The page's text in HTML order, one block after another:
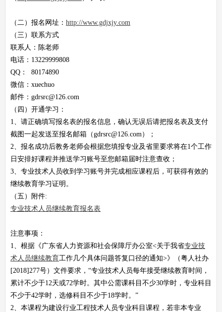
（二）报名网址： http://www.gdjxjy.com
（三）联系方式
联系人：陈老师
电话：13229999808
QQ： 80174890
微信：xuechuo
邮件：gdrsrc@126.com
（四）开通学习：
1、请正确填写报名表的报名信息，确认无误后请把报名表及支付
截图一起发送至报名邮箱（gdrsrc@126.com）；
2、报名成功后教务老师会根据您填报专业及省里要求将在1个工作
日安排好课程并推送学习账号至您邮箱届时注意查收；
3、专业技术人员收到学习账号并完成相应课程后，可获得有效的
继续教育学习证明。
（五）附件:
专业技术人员继续教育报名表
注意事项：
1、根据《广东省人力资源和社会保障厅办公室<关于我省专业技
术人员继续教育工作几个具体问题答复口径的通知>》（粤人社办
[2018]277号）文件要求，“专业技术人员每年接受继续教育时间，
累计不少于12天或72学时。其中公需课科目不少30学时，专业科目
不少于42学时，选修科目不少于18学时。”
2、本课程为建设行业工程技术人员专业科目课程，若非本专业